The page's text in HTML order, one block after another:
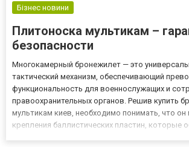
Бізнес новини
Плитоноска мультикам –
безопасности
Многокамерный бронежилет — это
тактический механизм, обеспечивающий
функциональность для военнослужащих и
правоохранительных органов. Решив купить
мультикам киев, необходимо понимать, что он
крепления баллистических пластин, которые